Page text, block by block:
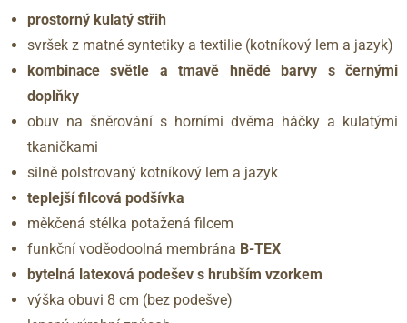
prostorný kulatý střih
svršek z matné syntetiky a textilie (kotníkový lem a jazyk)
kombinace světle a tmavě hnědé barvy s černými
doplňky
obuv na šněrování s horními dvěma háčky a kulatými
tkaničkami
silně polstrovaný kotníkový lem a jazyk
teplejší filcová podšívka
měkčená stélka potažená filcem
funkční voděodoolná membrána B-TEX
bytelná latexová podešev s hrubším vzorkem
výška obuvi 8 cm (bez podešve)